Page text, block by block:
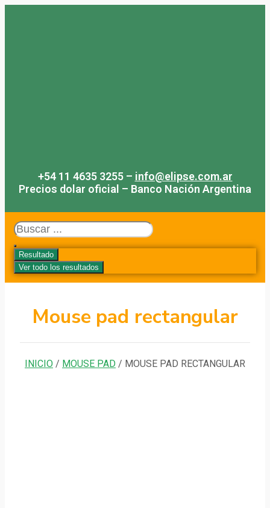
+54 11 4635 3255 – info@elipse.com.ar
Precios dolar oficial – Banco Nación Argentina
Search
...
Resultado
Ver todo los resultados
Mouse pad rectangular
INICIO / MOUSE PAD / MOUSE PAD RECTANGULAR